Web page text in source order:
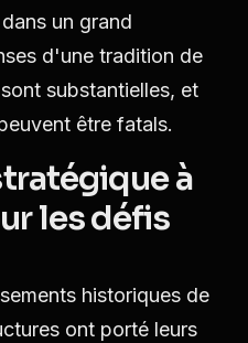
un grand
d'une tradition de
substantielles, et
être fatals.
à
les défis
historiques de
ont porté leurs